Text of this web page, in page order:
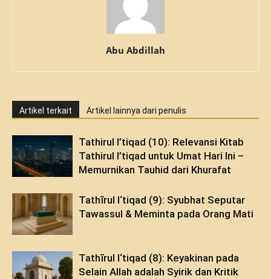
Abu Abdillah
Artikel terkait Artikel lainnya dari penulis
Tathirul I’tiqad (10): Relevansi Kitab
Tathirul I’tiqad untuk Umat Hari Ini –
Memurnikan Tauhid dari Khurafat
Tathīrul I‘tiqad (9): Syubhat Seputar
Tawassul & Meminta pada Orang Mati
Tathīrul I‘tiqad (8): Keyakinan pada
Selain Allah adalah Syirik dan Kritik